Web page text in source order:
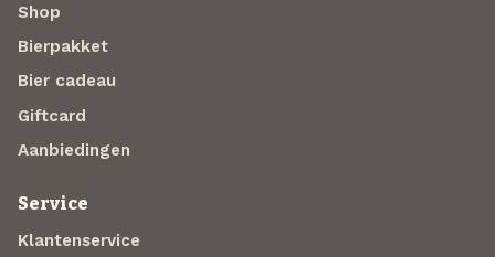
Shop
Bierpakket
Bier cadeau
Giftcard
Aanbiedingen
Service
Klantenservice